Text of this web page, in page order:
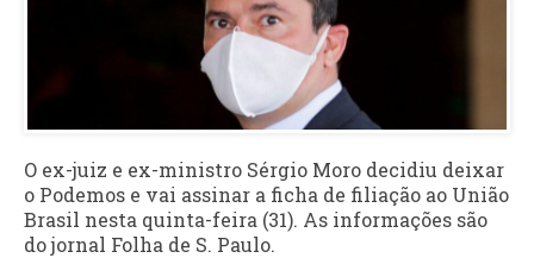
O ex-juiz e ex-ministro Sérgio Moro decidiu deixar
o Podemos e vai assinar a ficha de filiação ao União
Brasil nesta quinta-feira (31). As informações são
do jornal Folha de S. Paulo.